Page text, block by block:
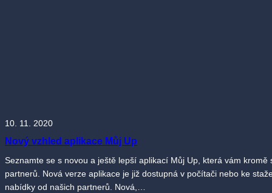
10. 11. 2020
Nový vzhled aplikace Můj Up
Seznamte se s novou a ještě lepší aplikací Můj Up, která vám
partnerů. Nová verze aplikace je již dostupná v počítači nebo ke
nabídky od našich partnerů. Nová,…